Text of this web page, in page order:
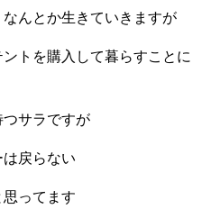
んとか生きていきますが
トを購入して暮らすことに
サラですが
戻らない
ってます